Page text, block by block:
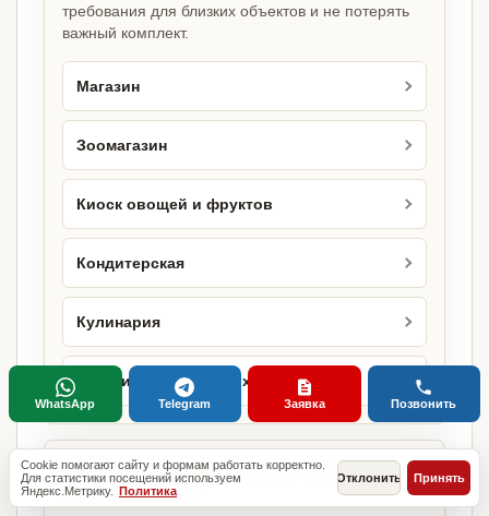
требования для близких объектов и не потерять
важный комплект.
Магазин
Зоомагазин
Киоск овощей и фруктов
Кондитерская
Кулинария
Магазин кондитерских изделий
Городские страницы по этому
направлению
Cookie помогают сайту и формам работать корректно.
Для статистики посещений используем
Яндекс.Метрику. Политика
Отклонить Принять
WhatsApp Telegram Заявка Позвонить